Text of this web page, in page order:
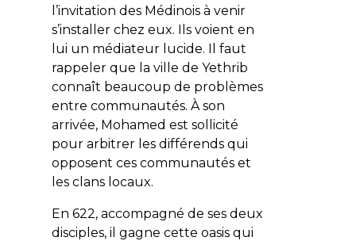
l’invitation des Médinois à venir
s’installer chez eux. Ils voient en
lui un médiateur lucide. Il faut
rappeler que la ville de Yethrib
connaît beaucoup de problèmes
entre communautés. À son
arrivée, Mohamed est sollicité
pour arbitrer les différends qui
opposent ces communautés et
les clans locaux.
En 622, accompagné de ses deux
disciples, il gagne cette oasis qui